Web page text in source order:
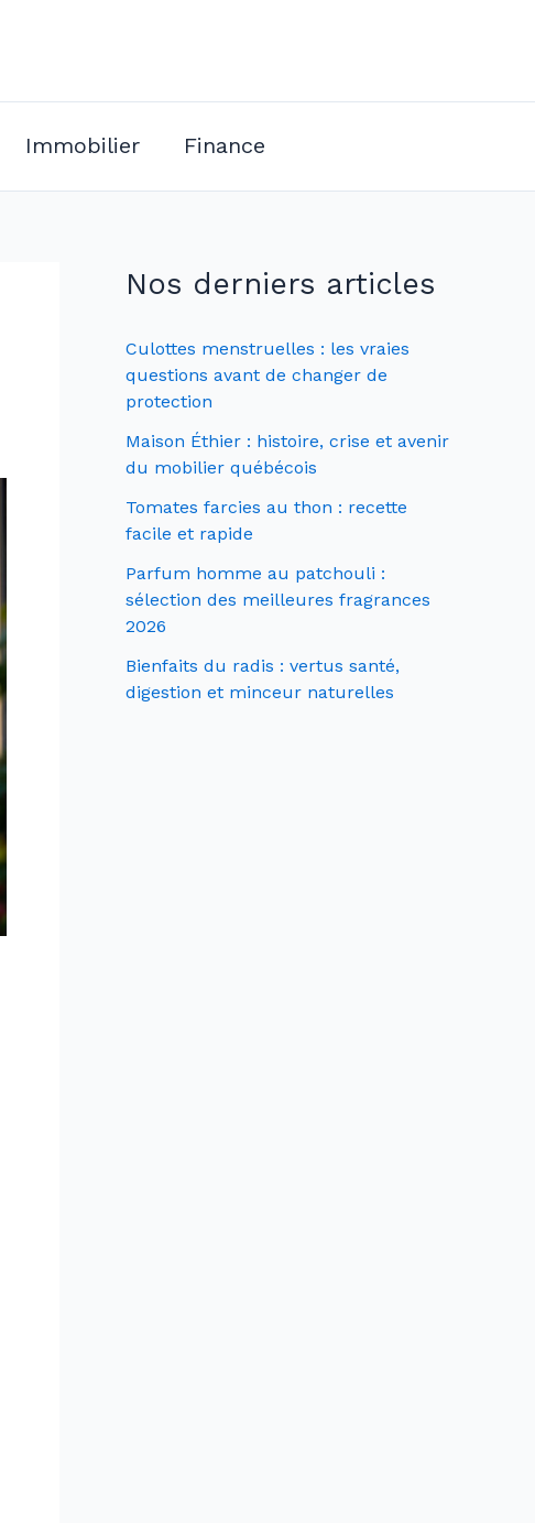
Immobilier Finance
Nos derniers articles
Culottes menstruelles : les vraies
questions avant de changer de
protection
Maison Éthier : histoire, crise et avenir
du mobilier québécois
Tomates farcies au thon : recette
facile et rapide
Parfum homme au patchouli :
sélection des meilleures fragrances
2026
Bienfaits du radis : vertus santé,
digestion et minceur naturelles